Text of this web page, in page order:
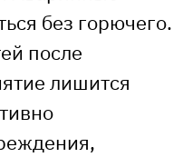
без горючего.
после
лишится